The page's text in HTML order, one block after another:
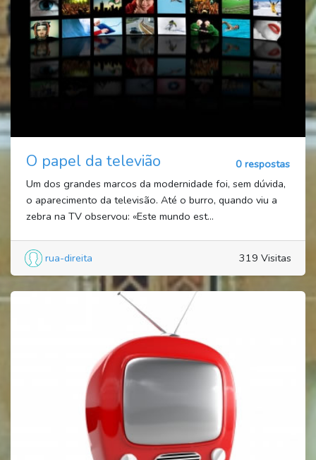
O papel da televião
0 respostas
Um dos grandes marcos da modernidade foi, sem dúvida,
o aparecimento da televisão. Até o burro, quando viu a
zebra na TV observou: «Este mundo est...
rua-direita 319 Visitas